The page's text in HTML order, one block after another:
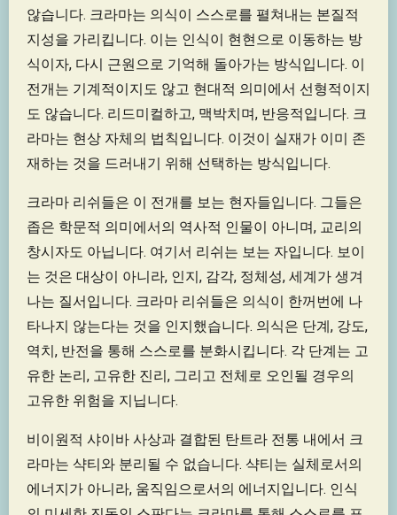
않습니다. 크라마는 의식이 스스로를 펼쳐내는 본질적
지성을 가리킵니다. 이는 인식이 현현으로 이동하는 방
식이자, 다시 근원으로 기억해 돌아가는 방식입니다. 이
전개는 기계적이지도 않고 현대적 의미에서 선형적이지
도 않습니다. 리드미컬하고, 맥박치며, 반응적입니다. 크
라마는 현상 자체의 법칙입니다. 이것이 실재가 이미 존
재하는 것을 드러내기 위해 선택하는 방식입니다.
크라마 리쉬들은 이 전개를 보는 현자들입니다. 그들은
좁은 학문적 의미에서의 역사적 인물이 아니며, 교리의
창시자도 아닙니다. 여기서 리쉬는 보는 자입니다. 보이
는 것은 대상이 아니라, 인지, 감각, 정체성, 세계가 생겨
나는 질서입니다. 크라마 리쉬들은 의식이 한꺼번에 나
타나지 않는다는 것을 인지했습니다. 의식은 단계, 강도,
역치, 반전을 통해 스스로를 분화시킵니다. 각 단계는 고
유한 논리, 고유한 진리, 그리고 전체로 오인될 경우의
고유한 위험을 지닙니다.
비이원적 샤이바 사상과 결합된 탄트라 전통 내에서 크
라마는 샥티와 분리될 수 없습니다. 샥티는 실체로서의
에너지가 아니라, 움직임으로서의 에너지입니다. 인식